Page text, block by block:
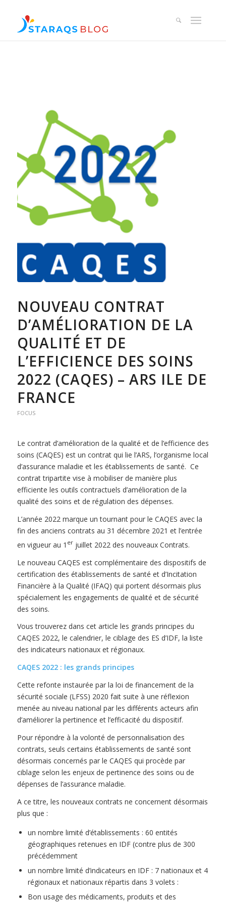
NOUVEAU CONTRAT
D’AMÉLIORATION DE LA
QUALITÉ ET DE
L’EFFICIENCE DES SOINS
2022 (CAQES) – ARS ILE DE
FRANCE
FOCUS
Le contrat d’amélioration de la qualité et de l’efficience des
soins (CAQES) est un contrat qui lie l’ARS, l’organisme local
d’assurance maladie et les établissements de santé. Ce
contrat tripartite vise à mobiliser de manière plus
efficiente les outils contractuels d’amélioration de la
qualité des soins et de régulation des dépenses.
L’année 2022 marque un tournant pour le CAQES avec la
fin des anciens contrats au 31 décembre 2021 et l’entrée
en vigueur au 1 erjuillet 2022 des nouveaux Contrats.
Le nouveau CAQES est complémentaire des dispositifs de
certification des établissements de santé et d’Incitation
Financière à la Qualité (IFAQ) qui portent désormais plus
spécialement les engagements de qualité et de sécurité
des soins.
Vous trouverez dans cet article les grands principes du
CAQES 2022, le calendrier, le ciblage des ES d’IDF, la liste
des indicateurs nationaux et régionaux.
CAQES 2022 : les grands principes
Cette refonte instaurée par la loi de financement de la
sécurité sociale (LFSS) 2020 fait suite à une réflexion
menée au niveau national par les différents acteurs afin
d’améliorer la pertinence et l’efficacité du dispositif.
Pour répondre à la volonté de personnalisation des
contrats, seuls certains établissements de santé sont
désormais concernés par le CAQES qui procède par
ciblage selon les enjeux de pertinence des soins ou de
dépenses de l’assurance maladie.
A ce titre, les nouveaux contrats ne concernent désormais
plus que :
un nombre limité d’établissements : 60 entités
géographiques retenues en IDF (contre plus de 300
précédemment
un nombre limité d’indicateurs en IDF : 7 nationaux et 4
régionaux et nationaux répartis dans 3 volets :
Bon usage des médicaments, produits et des